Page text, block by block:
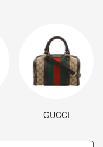
GUCCI